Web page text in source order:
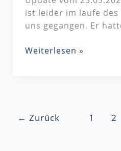
ist leider im laufe des
uns gegangen. Er
Weiterlesen »
← Zurück 1 2